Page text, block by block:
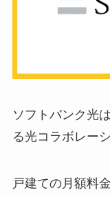
ソフトバンク光
る光コラボレー
戸建ての月額料